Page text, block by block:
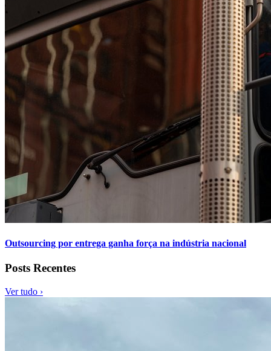
Outsourcing por entrega ganha força na indústria nacional
Posts Recentes
Ver tudo ›